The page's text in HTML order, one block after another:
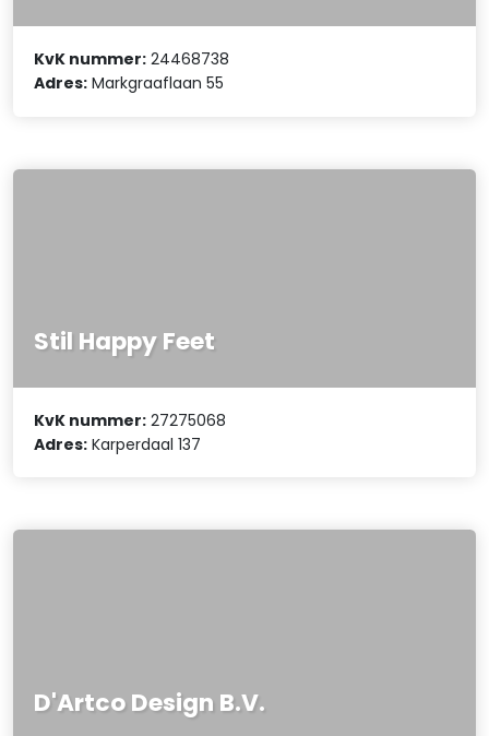
KvK nummer: 24468738
Adres: Markgraaflaan 55
Stil Happy Feet
KvK nummer: 27275068
Adres: Karperdaal 137
D'Artco Design B.V.